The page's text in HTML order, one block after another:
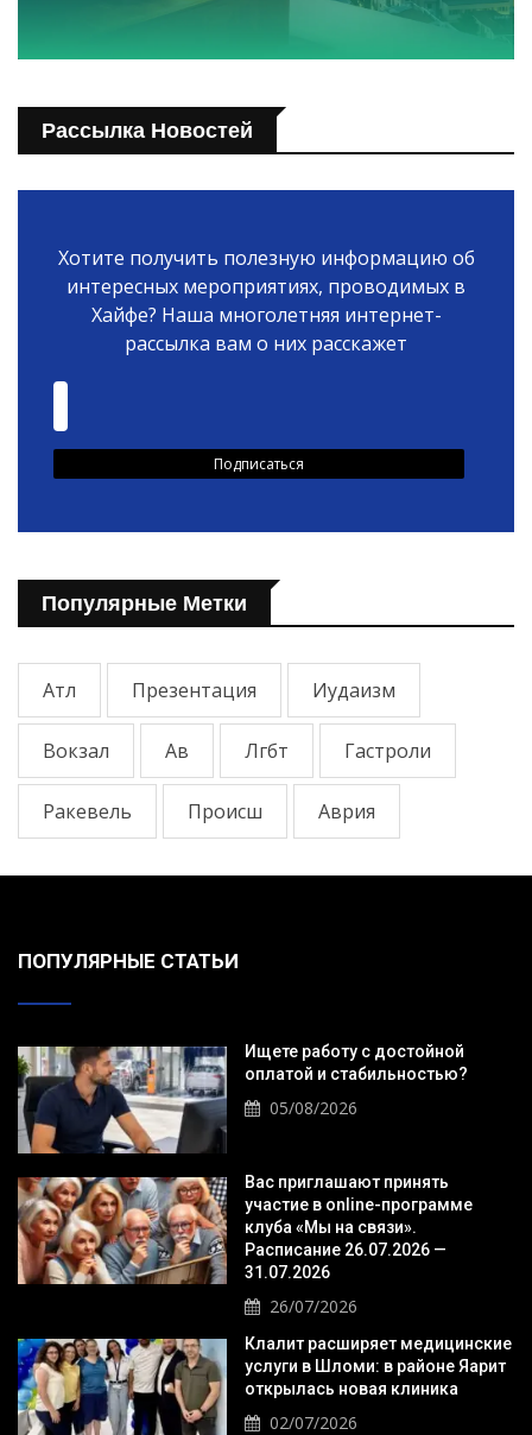
Рассылка Новостей
Хотите получить полезную информацию об
интересных мероприятиях, проводимых в
Хайфе? Наша многолетняя интернет-
рассылка вам о них расскажет
Популярные Метки
Атл Презентация Иудаизм
Вокзал Ав Лгбт Гастроли
Ракевель Происш Аврия
ПОПУЛЯРНЫЕ СТАТЬИ
Ищете работу с достойной
оплатой и стабильностью?
05/08/2026
Вас приглашают принять
участие в online-программе
клуба «Мы на связи».
Расписание 26.07.2026 —
31.07.2026
26/07/2026
Клалит расширяет медицинские
услуги в Шломи: в районе Яарит
открылась новая клиника
02/07/2026